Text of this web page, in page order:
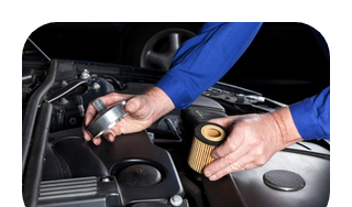
casos ele dura toda a vida
útil do câmbio
automático.
Confira o Serviço Completo